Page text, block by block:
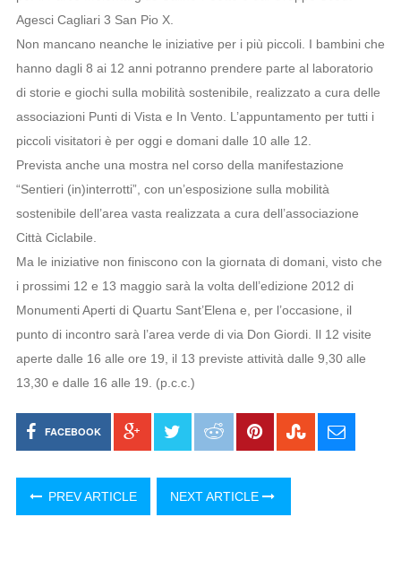
Agesci Cagliari 3 San Pio X.
Non mancano neanche le iniziative per i più piccoli. I bambini che
hanno dagli 8 ai 12 anni potranno prendere parte al laboratorio
di storie e giochi sulla mobilità sostenibile, realizzato a cura delle
associazioni Punti di Vista e In Vento. L’appuntamento per tutti i
piccoli visitatori è per oggi e domani dalle 10 alle 12.
Prevista anche una mostra nel corso della manifestazione
“Sentieri (in)interrotti”, con un’esposizione sulla mobilità
sostenibile dell’area vasta realizzata a cura dell’associazione
Città Ciclabile.
Ma le iniziative non finiscono con la giornata di domani, visto che
i prossimi 12 e 13 maggio sarà la volta dell’edizione 2012 di
Monumenti Aperti di Quartu Sant’Elena e, per l’occasione, il
punto di incontro sarà l’area verde di via Don Giordi. Il 12 visite
aperte dalle 16 alle ore 19, il 13 previste attività dalle 9,30 alle
13,30 e dalle 16 alle 19. (p.c.c.)
FACEBOOK
PREV ARTICLE NEXT ARTICLE